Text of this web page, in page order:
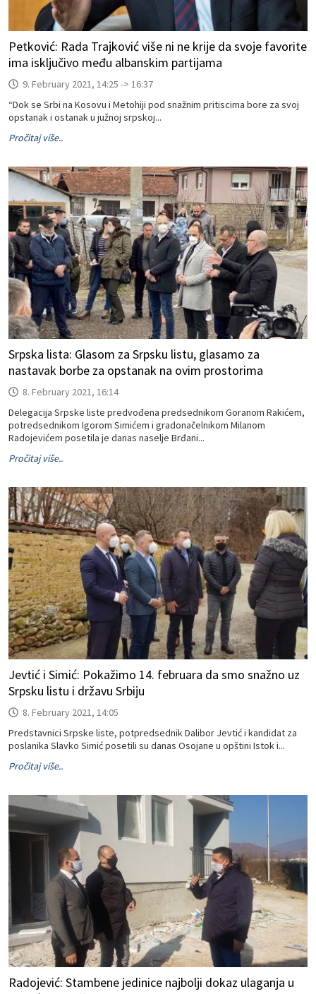
Petković: Rada Trajković više ni ne krije da svoje favorite
ima isključivo među albanskim partijama
9. February 2021, 14:25 -> 16:37
“Dok se Srbi na Kosovu i Metohiji pod snažnim pritiscima bore za svoj
opstanak i ostanak u južnoj srpskoj...
Pročitaj više..
Srpska lista: Glasom za Srpsku listu, glasamo za
nastavak borbe za opstanak na ovim prostorima
8. February 2021, 16:14
Delegacija Srpske liste predvođena predsednikom Goranom Rakićem,
potredsednikom Igorom Simićem i gradonačelnikom Milanom
Radojevićem posetila je danas naselje Brđani...
Pročitaj više..
Jevtić i Simić: Pokažimo 14. februara da smo snažno uz
Srpsku listu i državu Srbiju
8. February 2021, 14:05
Predstavnici Srpske liste, potpredsednik Dalibor Jevtić i kandidat za
poslanika Slavko Simić posetili su danas Osojane u opštini Istok i...
Pročitaj više..
Radojević: Stambene jedinice najbolji dokaz ulaganja u